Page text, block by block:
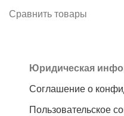
Сравнить товары
Юридическая
Соглашение о
Пользовательское